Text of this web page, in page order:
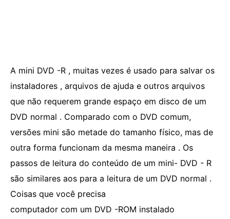
A mini DVD -R , muitas vezes é usado para salvar os
instaladores , arquivos de ajuda e outros arquivos
que não requerem grande espaço em disco de um
DVD normal . Comparado com o DVD comum,
versões mini são metade do tamanho físico, mas de
outra forma funcionam da mesma maneira . Os
passos de leitura do conteúdo de um mini- DVD - R
são similares aos para a leitura de um DVD normal .
Coisas que você precisa
computador com um DVD -ROM instalado